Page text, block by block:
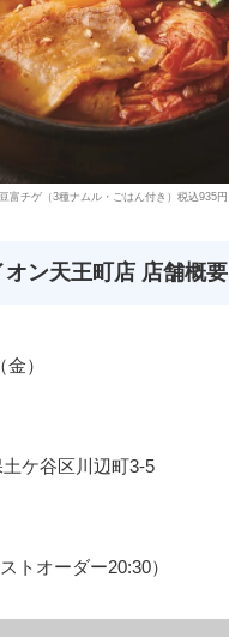
富チゲ（3種ナムル・ごはん付き）税込935円
ン天王町店 店舗概要
）
ケ谷区川辺町3-5
トオーダー20:30）